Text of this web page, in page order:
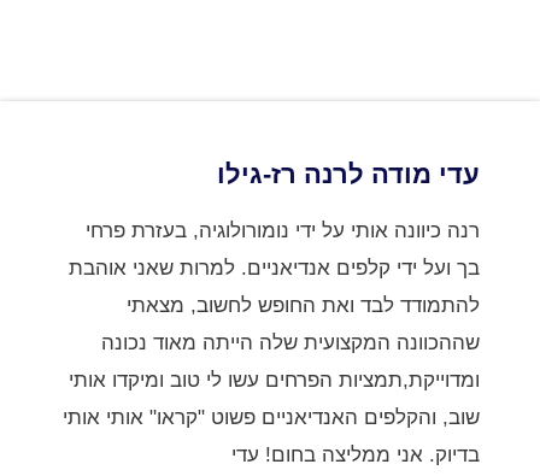
עדי מודה לרנה רז-גילו
רנה כיוונה אותי על ידי נומורולוגיה, בעזרת פרחי
בך ועל ידי קלפים אנדיאניים. למרות שאני אוהבת
להתמודד לבד ואת החופש לחשוב, מצאתי
שההכוונה המקצועית שלה הייתה מאוד נכונה
ומדוייקת,תמציות הפרחים עשו לי טוב ומיקדו אותי
שוב, והקלפים האנדיאניים פשוט "קראו" אותי אותי
בדיוק. אני ממליצה בחום! עדי